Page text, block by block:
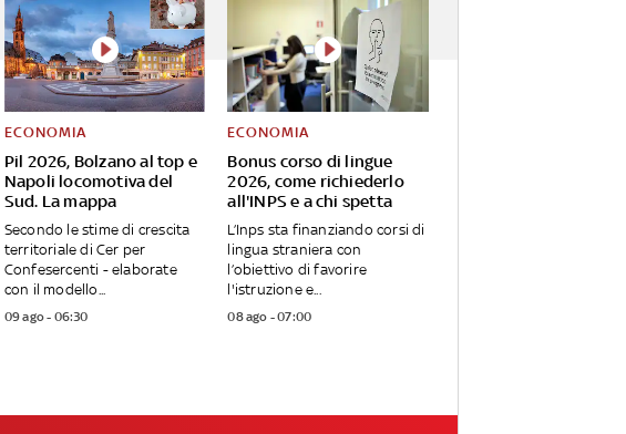
Pil 2026, Bolzano al top e
Napoli locomotiva del
Sud. La mappa
ECONOMIA
Secondo le stime di crescita
territoriale di Cer per
Confesercenti - elaborate
con il modello...
09 ago - 06:30
Bonus corso di lingue
2026, come richiederlo
all'INPS e a chi spetta
ECONOMIA
L’Inps sta finanziando corsi di
lingua straniera con
l’obiettivo di favorire
l'istruzione e...
08 ago - 07:00